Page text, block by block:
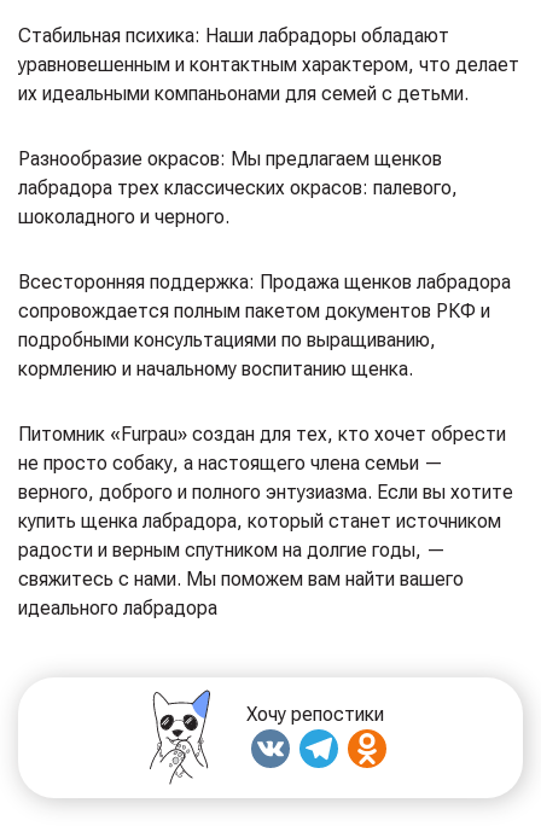
Стабильная психика: Наши лабрадоры обладают
уравновешенным и контактным характером, что делает
их идеальными компаньонами для семей с детьми.
Разнообразие окрасов: Мы предлагаем щенков
лабрадора трех классических окрасов: палевого,
шоколадного и черного.
Всесторонняя поддержка: Продажа щенков лабрадора
сопровождается полным пакетом документов РКФ и
подробными консультациями по выращиванию,
кормлению и начальному воспитанию щенка.
Питомник «Furpau» создан для тех, кто хочет обрести
не просто собаку, а настоящего члена семьи —
верного, доброго и полного энтузиазма. Если вы хотите
купить щенка лабрадора, который станет источником
радости и верным спутником на долгие годы, —
свяжитесь с нами. Мы поможем вам найти вашего
идеального лабрадора
Хочу репостики